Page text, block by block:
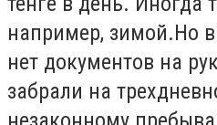
например, зимой.Но
нет документов на
забрали на